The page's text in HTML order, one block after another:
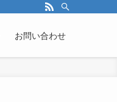
お問い合わせ